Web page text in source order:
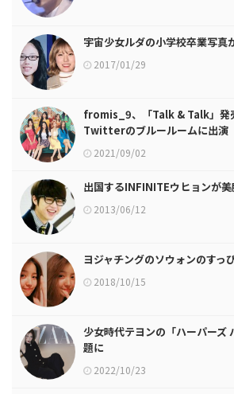
宇宙少女ルダの小学校卒業写真
2017/01/29
fromis_9、「Talk & Talk」発
Twitterのブルールームに出演
2021/09/02
出国するINFINITEウヒョンが美
2013/06/12
ヨジャチングのソウォンのすっ
2018/10/15
少女時代テヨンの「ハーパーズ
題に
2022/10/23